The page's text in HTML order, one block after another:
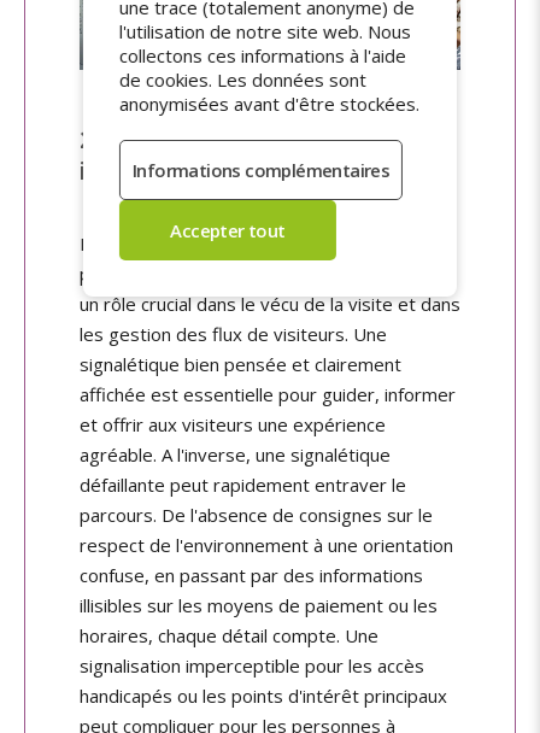
2. Des stickers pour guider et
informer les visiteurs
Lorsqu'on visite un lieu culturel, classé ou
patrimonial, la qualité de la signalétique joue
un rôle crucial dans le vécu de la visite et dans
les gestion des flux de visiteurs. Une
signalétique bien pensée et clairement
affichée est essentielle pour guider, informer
et offrir aux visiteurs une expérience
agréable. A l'inverse, une signalétique
défaillante peut rapidement entraver le
parcours. De l'absence de consignes sur le
respect de l'environnement à une orientation
confuse, en passant par des informations
illisibles sur les moyens de paiement ou les
horaires, chaque détail compte. Une
signalisation imperceptible pour les accès
handicapés ou les points d'intérêt principaux
peut compliquer pour les personnes à
une trace (totalement anonyme) de
l'utilisation de notre site web. Nous
collectons ces informations à l'aide
de cookies. Les données sont
anonymisées avant d'être stockées.